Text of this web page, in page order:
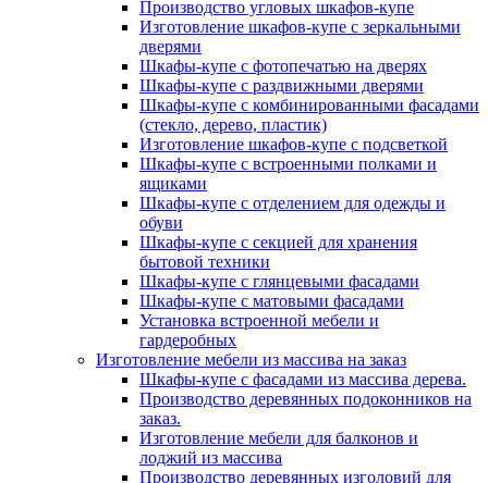
Производство угловых шкафов-купе
Изготовление шкафов-купе с зеркальными
дверями
Шкафы-купе с фотопечатью на дверях
Шкафы-купе с раздвижными дверями
Шкафы-купе с комбинированными фасадами
(стекло, дерево, пластик)
Изготовление шкафов-купе с подсветкой
Шкафы-купе с встроенными полками и
ящиками
Шкафы-купе с отделением для одежды и
обуви
Шкафы-купе с секцией для хранения
бытовой техники
Шкафы-купе с глянцевыми фасадами
Шкафы-купе с матовыми фасадами
Установка встроенной мебели и
гардеробных
Изготовление мебели из массива на заказ
Шкафы-купе с фасадами из массива дерева.
Производство деревянных подоконников на
заказ.
Изготовление мебели для балконов и
лоджий из массива
Производство деревянных изголовий для